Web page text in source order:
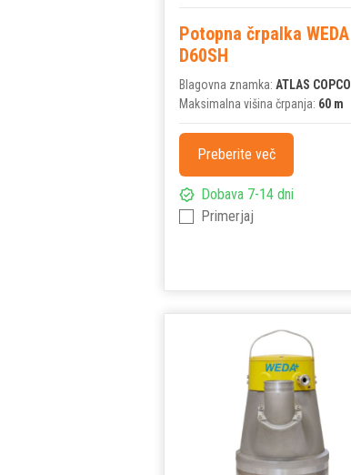
Potopna črpalka WEDA
D60SH
Blagovna znamka: ATLAS COPCO
Maksimalna višina črpanja: 60 m
Preberite več
Dobava 7-14 dni
Primerjaj